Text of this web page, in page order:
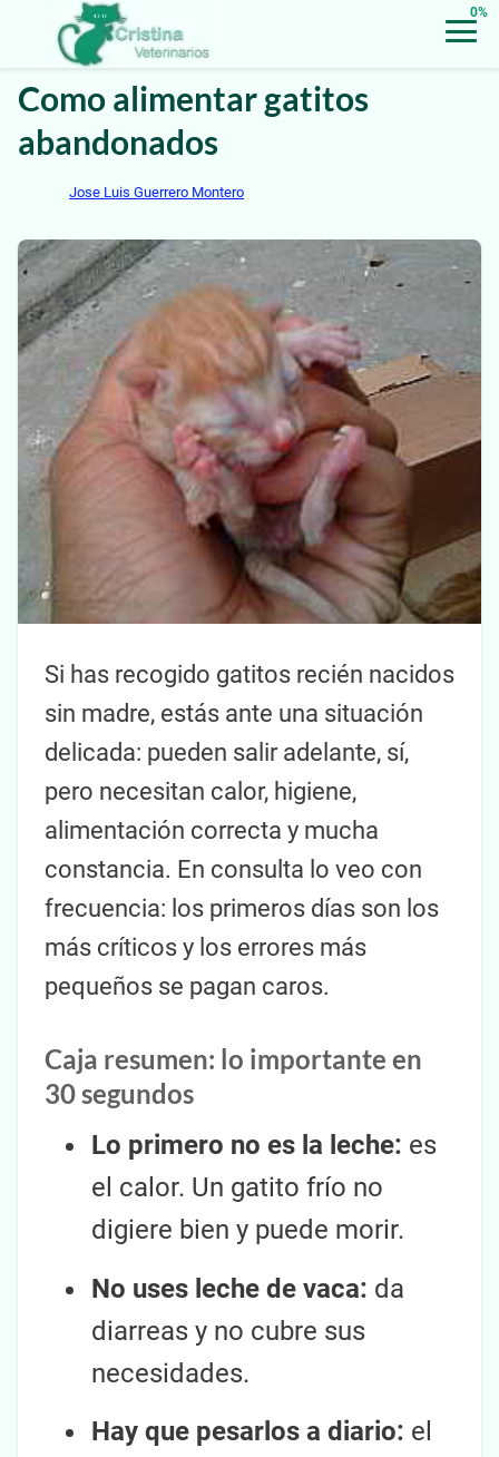
0%
Como alimentar gatitos
abandonados
Jose Luis Guerrero Montero
Si has recogido gatitos recién nacidos
sin madre, estás ante una situación
delicada: pueden salir adelante, sí,
pero necesitan calor, higiene,
alimentación correcta y mucha
constancia. En consulta lo veo con
frecuencia: los primeros días son los
más críticos y los errores más
pequeños se pagan caros.
Caja resumen: lo importante en
30 segundos
Lo primero no es la leche: es
el calor. Un gatito frío no
digiere bien y puede morir.
No uses leche de vaca: da
diarreas y no cubre sus
necesidades.
Hay que pesarlos a diario: el